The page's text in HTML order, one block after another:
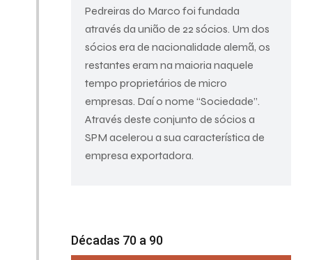
Pedreiras do Marco foi fundada
através da união de 22 sócios. Um dos
sócios era de nacionalidade alemã, os
restantes eram na maioria naquele
tempo proprietários de micro
empresas. Daí o nome “Sociedade”.
Através deste conjunto de sócios a
SPM acelerou a sua característica de
empresa exportadora.
Décadas 70 a 90